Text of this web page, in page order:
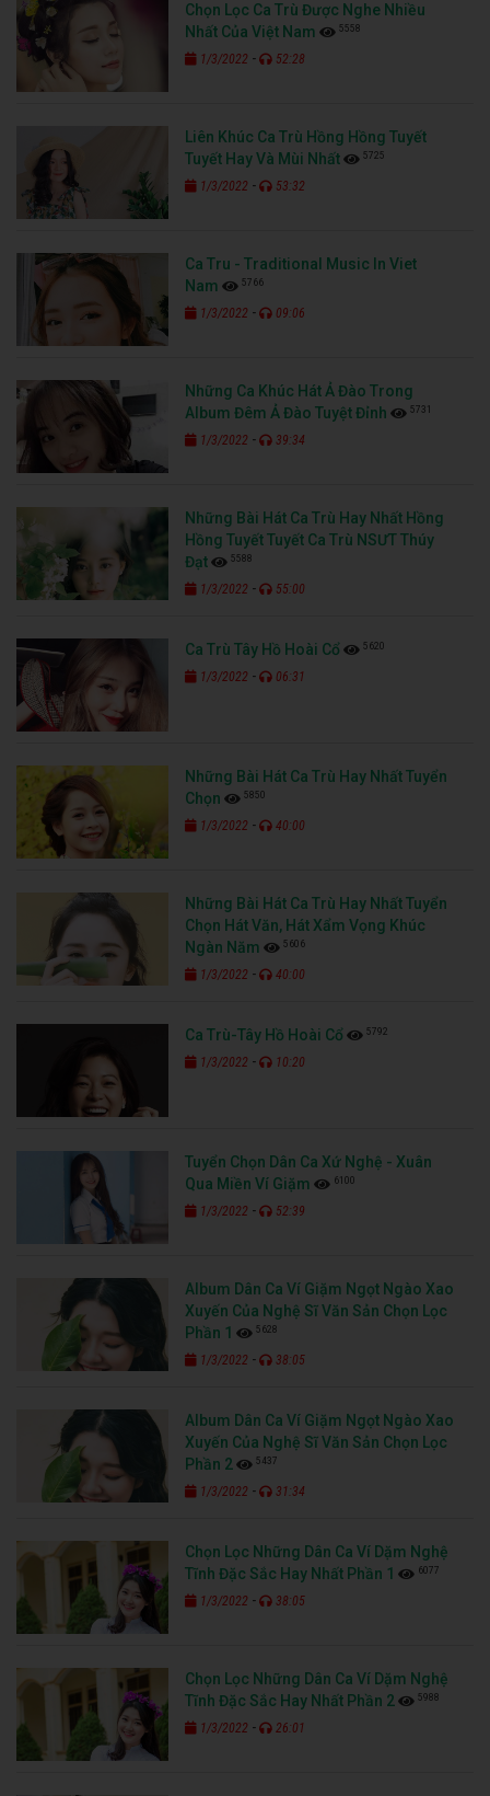
Chọn Lọc Ca Trù Được Nghe Nhiều
Nhất Của Việt Nam
5558
1/3/2022 - 52:28
Liên Khúc Ca Trù Hồng Hồng Tuyết
Tuyết Hay Và Mùi Nhất
5725
1/3/2022 - 53:32
Ca Tru - Traditional Music In Viet
Nam
5766
1/3/2022 - 09:06
Những Ca Khúc Hát Ả Đào Trong
Album Đêm Ả Đào Tuyệt Đỉnh
5731
1/3/2022 - 39:34
Những Bài Hát Ca Trù Hay Nhất Hồng
Hồng Tuyết Tuyết Ca Trù NSƯT Thúy
Đạt
5588
1/3/2022 - 55:00
Ca Trù Tây Hồ Hoài Cổ 5620
1/3/2022 - 06:31
Những Bài Hát Ca Trù Hay Nhất Tuyển
Chọn
5850
1/3/2022 - 40:00
Những Bài Hát Ca Trù Hay Nhất Tuyển
Chọn Hát Văn, Hát Xẩm Vọng Khúc
Ngàn Năm
5606
1/3/2022 - 40:00
Ca Trù-Tây Hồ Hoài Cổ 5792
1/3/2022 - 10:20
Tuyển Chọn Dân Ca Xứ Nghệ - Xuân
Qua Miền Ví Giặm
6100
1/3/2022 - 52:39
Album Dân Ca Ví Giặm Ngọt Ngào Xao
Xuyến Của Nghệ Sĩ Văn Sản Chọn Lọc
Phần 1
5628
1/3/2022 - 38:05
Album Dân Ca Ví Giặm Ngọt Ngào Xao
Xuyến Của Nghệ Sĩ Văn Sản Chọn Lọc
Phần 2
5437
1/3/2022 - 31:34
Chọn Lọc Những Dân Ca Ví Dặm Nghệ
Tĩnh Đặc Sắc Hay Nhất Phần 1
6077
1/3/2022 - 38:05
Chọn Lọc Những Dân Ca Ví Dặm Nghệ
Tĩnh Đặc Sắc Hay Nhất Phần 2
5988
1/3/2022 - 26:01